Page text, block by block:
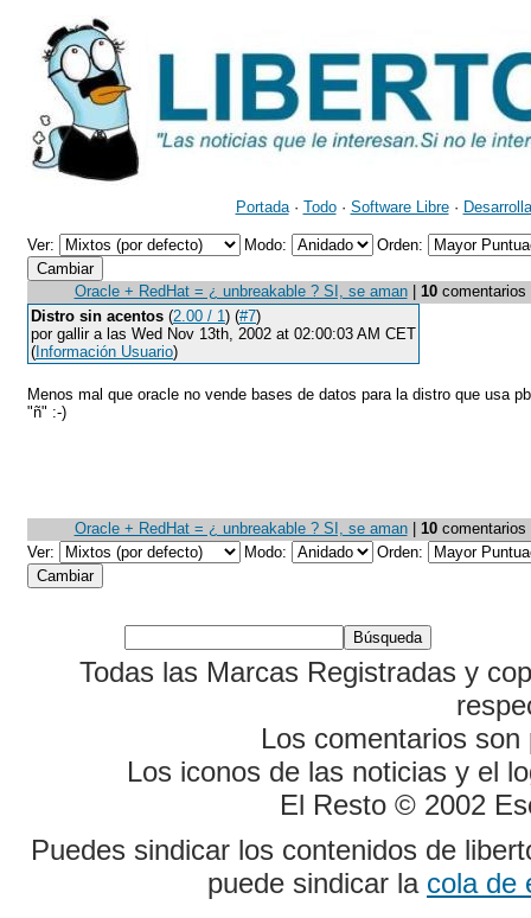
Portada· Todo· Software Libre·
Ver: Modo: Orden:
Oracle + RedHat = ¿ unbreakable ? SI, se aman| 10comentarios
Distro sin acentos (2.00 / 1) (#7)
por gallir a las Wed Nov 13th, 2002 at 02:00:03 AM CET
( Información Usuario)
Menos mal que oracle no vende bases de datos para la distro que usa
"ñ" :-)
Oracle + RedHat = ¿ unbreakable ? SI, se aman| 10comentarios
Ver:
Modo: Orden:
Todas las Marcas Registradas y
Los comentarios
Los iconos de las noticias y el
El Resto © 2002
Puedes sindicar los contenidos de
puede sindicar la cola de